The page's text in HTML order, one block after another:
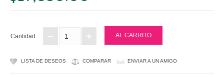
CULTIVO
SUSTRATOS
Cantidad:
LISTA DE DESEOS COMPARAR ENVIAR A UN AMIGO